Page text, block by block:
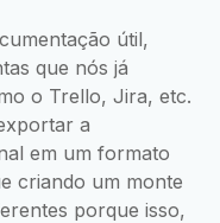
útil,
que nós já
o Trello, Jira, etc.
a
em um formato
criando um monte
porque isso,